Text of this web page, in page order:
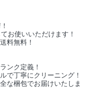
お使いいただけます！
料無料！
ンク定義！
で丁寧にクリーニング！
な梱包でお届けいたしま